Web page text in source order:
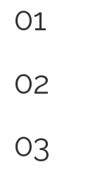
01
02
03